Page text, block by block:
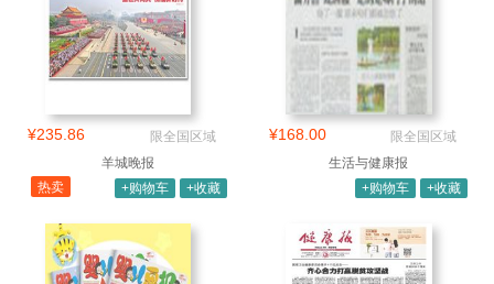
¥235.86
限全国区域
羊城晚报
热卖
+购物车 +收藏
¥168.00
限全国区域
生活与健康报
+购物车
+收藏